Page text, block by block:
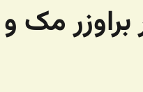
براوزر